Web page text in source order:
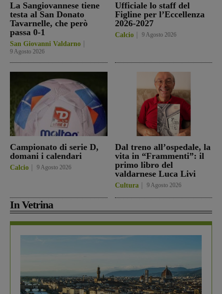
La Sangiovannese tiene
testa al San Donato
Tavarnelle, che però
passa 0-1
San Giovanni Valdarno
9 Agosto 2026
Ufficiale lo staff del
Figline per l’Eccellenza
2026-2027
Calcio 9 Agosto 2026
Campionato di serie D,
domani i calendari
Calcio 9 Agosto 2026
Dal treno all’ospedale, la
vita in “Frammenti”: il
primo libro del
valdarnese Luca Livi
Cultura 9 Agosto 2026
In Vetrina